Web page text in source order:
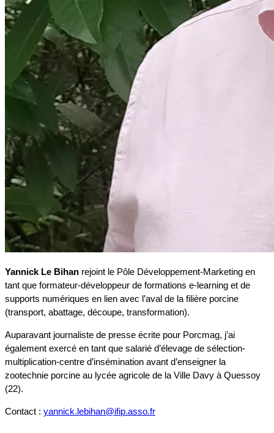
Yannick Le Bihan rejoint le Pôle Développement-Marketing en
tant que formateur-développeur de formations e-learning et de
supports numériques en lien avec l’aval de la filière porcine
(transport, abattage, découpe, transformation).
Auparavant journaliste de presse écrite pour Porcmag, j’ai
également exercé en tant que salarié d’élevage de sélection-
multiplication-centre d’insémination avant d’enseigner la
zootechnie porcine au lycée agricole de la Ville Davy à Quessoy
(22).
Contact : yannick.lebihan@ifip.asso.fr